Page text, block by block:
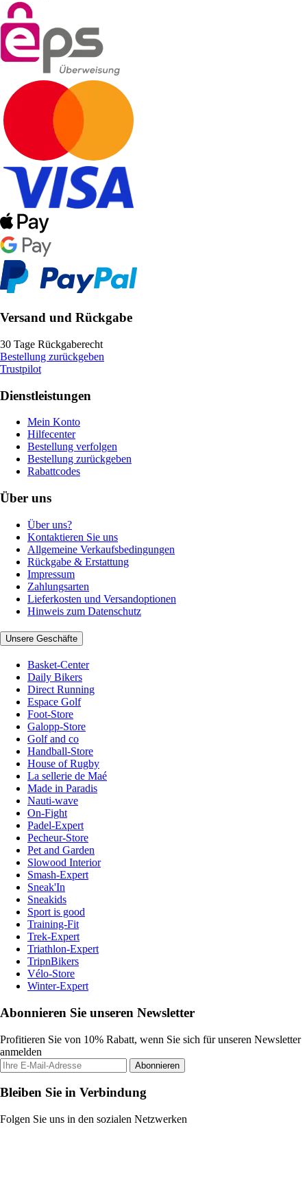
Versand und Rückgabe
30 Tage Rückgaberecht
Bestellung zurückgeben
Trustpilot
Dienstleistungen
Mein Konto
Hilfecenter
Bestellung verfolgen
Bestellung zurückgeben
Rabattcodes
Über uns
Über uns?
Kontaktieren Sie uns
Allgemeine Verkaufsbedingungen
Rückgabe & Erstattung
Impressum
Zahlungsarten
Lieferkosten und Versandoptionen
Hinweis zum Datenschutz
Unsere Geschäfte
Basket-Center
Daily Bikers
Direct Running
Espace Golf
Foot-Store
Galopp-Store
Golf and co
Handball-Store
House of Rugby
La sellerie de Maé
Made in Paradis
Nauti-wave
On-Fight
Padel-Expert
Pecheur-Store
Pet and Garden
Slowood Interior
Smash-Expert
Sneak'In
Sneakids
Sport is good
Training-Fit
Trek-Expert
Triathlon-Expert
TripnBikers
Vélo-Store
Winter-Expert
Abonnieren Sie unseren Newsletter
Profitieren Sie von 10% Rabatt, wenn Sie sich für unseren Newsletter
anmelden
Abonnieren
Bleiben Sie in Verbindung
Folgen Sie uns in den sozialen Netzwerken